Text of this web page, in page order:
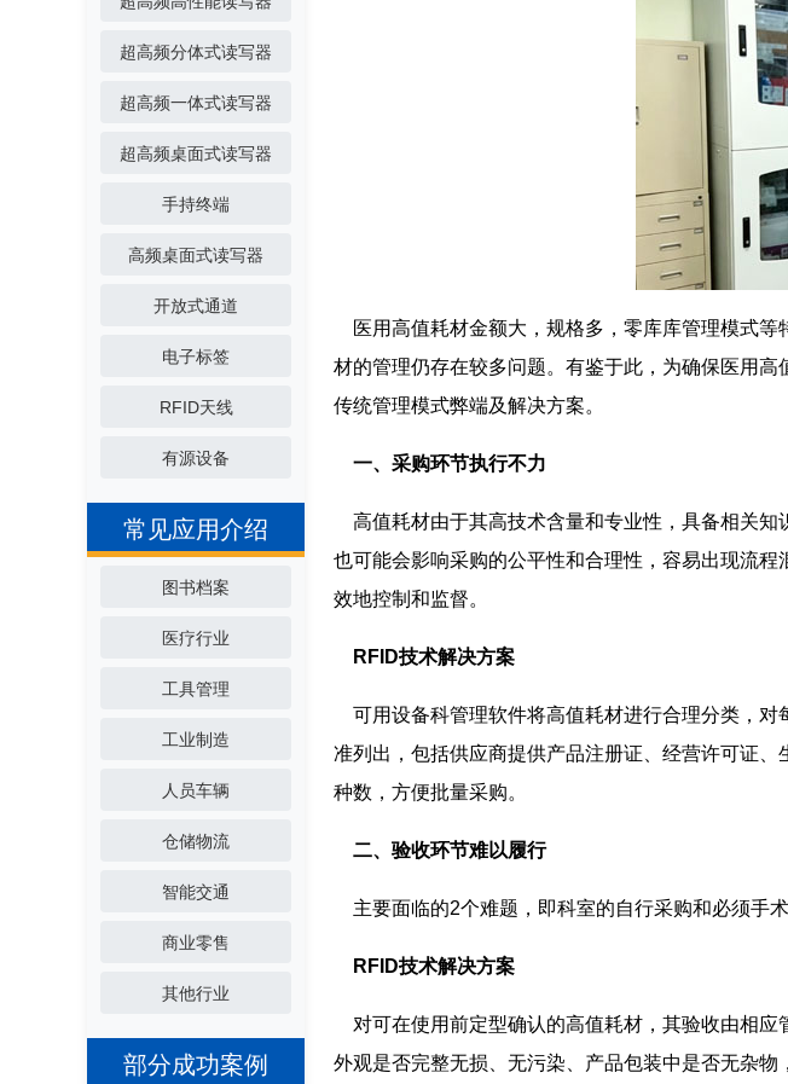
超高频分体式读写器
超高频一体式读写器
超高频桌面式读写器
手持终端
高频桌面式读写器
开放式通道
电子标签
RFID天线
有源设备
常见应用介绍
图书档案
医疗行业
工具管理
工业制造
人员车辆
仓储物流
智能交通
商业零售
其他行业
部分成功案例
医用高值耗材金额大，规格多，零库库管理模式等
材的管理仍存在较多问题。有鉴于此，为确保医用
传统管理模式弊端及解决方案。
一、采购环节执行不力
高值耗材由于其高技术含量和专业性，具备相关知
也可能会影响采购的公平性和合理性，容易出现流
效地控制和监督。
RFID技术解决方案
可用设备科管理软件将高值耗材进行合理分类，对
准列出，包括供应商提供产品注册证、经营许可证
种数，方便批量采购。
二、验收环节难以履行
主要面临的2个难题，即科室的自行采购和必须手
RFID技术解决方案
对可在使用前定型确认的高值耗材，其验收由相应
外观是否完整无损、无污染、产品包装中是否无杂